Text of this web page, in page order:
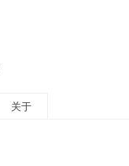
关于